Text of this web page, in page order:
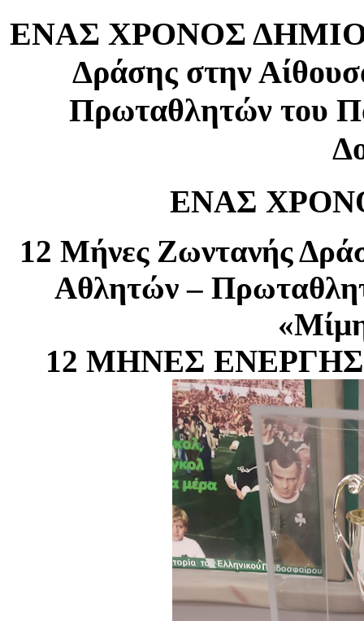
ΕΝΑΣ ΧΡΟΝΟΣ
Δράσης στην
Πρωταθλητών του
ΕΝΑΣ
12 Μήνες Ζωντανής
Αθλητών –
12 ΜΗΝΕΣ